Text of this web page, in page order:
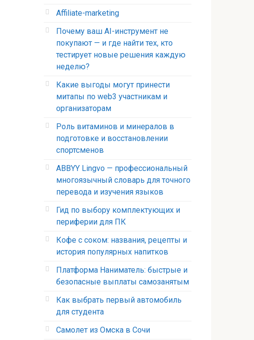
Affiliate-marketing
Почему ваш AI-инструмент не
покупают — и где найти тех, кто
тестирует новые решения каждую
неделю?
Какие выгоды могут принести
митапы по web3 участникам и
организаторам
Роль витаминов и минералов в
подготовке и восстановлении
спортсменов
ABBYY Lingvo — профессиональный
многоязычный словарь для точного
перевода и изучения языков
Гид по выбору комплектующих и
периферии для ПК
Кофе с соком: названия, рецепты и
история популярных напитков
Платформа Наниматель: быстрые и
безопасные выплаты самозанятым
Как выбрать первый автомобиль
для студента
Самолет из Омска в Сочи